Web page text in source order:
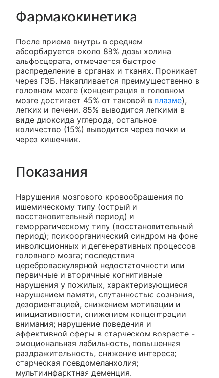
Фармакокинетика
После приема внутрь в среднем
абсорбируется около 88% дозы холина
альфосцерата, отмечается быстрое
распределение в органах и тканях. Проникает
через ГЭБ. Накапливается преимущественно в
головном мозге (концентрация в головном
мозге достигает 45% от таковой в плазме),
легких и печени. 85% выводится легкими в
виде диоксида углерода, остальное
количество (15%) выводится через почки и
через кишечник.
Показания
Нарушения мозгового кровообращения по
ишемическому типу (острый и
восстановительный период) и
геморрагическому типу (восстановительный
период); психоорганический синдром на фоне
инволюционных и дегенеративных процессов
головного мозга; последствия
цереброваскулярной недостаточности или
первичные и вторичные когнитивные
нарушения у пожилых, характеризующиеся
нарушением памяти, спутанностью сознания,
дезориентацией, снижением мотивации и
инициативности, снижением концентрации
внимания; нарушение поведения и
аффективной сферы в старческом возрасте -
эмоциональная лабильность, повышенная
раздражительность, снижение интереса;
старческая псевдомеланхолия;
мультиинфарктная деменция.